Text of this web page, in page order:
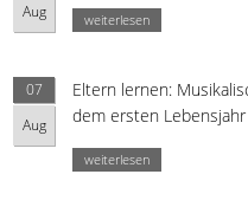
Aug
weiterlesen
07
Aug
Eltern lernen:
dem ersten Lebensjahr
weiterlesen